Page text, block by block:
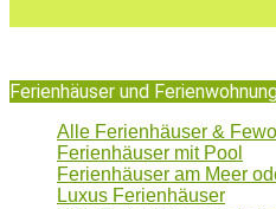
Ferienhäuser und
Alle Ferienhäuser &
Ferienhäuser mit Pool
Ferienhäuser am Meer
Luxus Ferienhäuser